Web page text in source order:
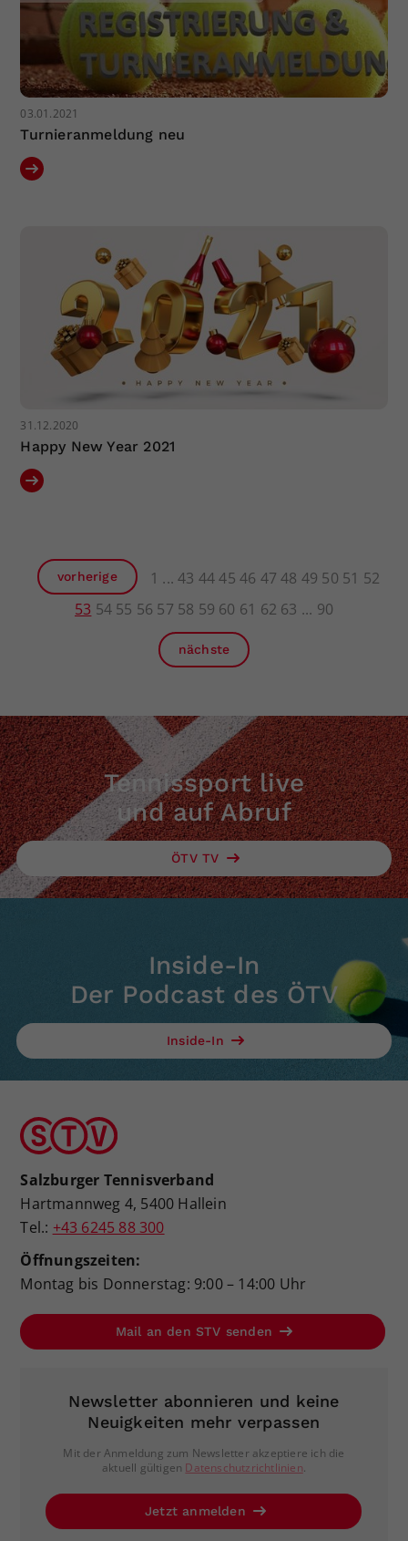
03.01.2021
Turnieranmeldung neu
31.12.2020
Happy New Year 2021
vorherige 1 43 4445 46 47 48 49 50 51 52
53 54 55 56 57 58 59 60 61 62 63 90
nächste
Tennissport live
und auf Abruf
ÖTV TV
Inside-In
Der Podcast des ÖTV
Inside-In
Salzburger Tennisverband
Hartmannweg 4, 5400 Hallein
Tel.: +43 6245 88 300
Öffnungszeiten:
Montag bis Donnerstag: 9:00 – 14:00 Uhr
Mail an den STV senden
Newsletter abonnieren und keine
Neuigkeiten mehr verpassen
Mit der Anmeldung zum Newsletter akzeptiere ich die
aktuell gültigen Datenschutzrichtlinien.
Jetzt anmelden